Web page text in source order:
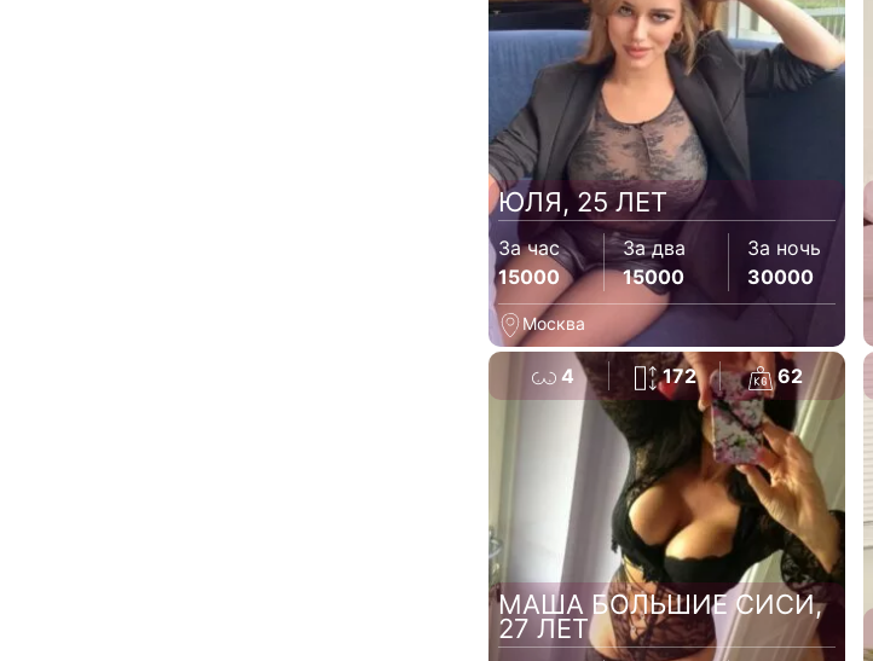
ЮЛЯ, 25 ЛЕТ
За час
15000
За два
15000
За ночь
30000
Москва
4 172 62
МАША БОЛЬШИЕ СИСИ,
27 ЛЕТ